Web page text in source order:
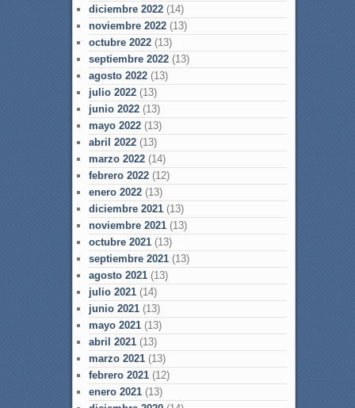
diciembre 2022(14)
noviembre 2022(13)
octubre 2022(13)
septiembre 2022(13)
agosto 2022(13)
julio 2022(13)
junio 2022(13)
mayo 2022(13)
abril 2022(13)
marzo 2022(14)
febrero 2022(12)
enero 2022(13)
diciembre 2021(13)
noviembre 2021(13)
octubre 2021(13)
septiembre 2021(13)
agosto 2021(13)
julio 2021(14)
junio 2021(13)
mayo 2021(13)
abril 2021(13)
marzo 2021(13)
febrero 2021(12)
enero 2021(13)